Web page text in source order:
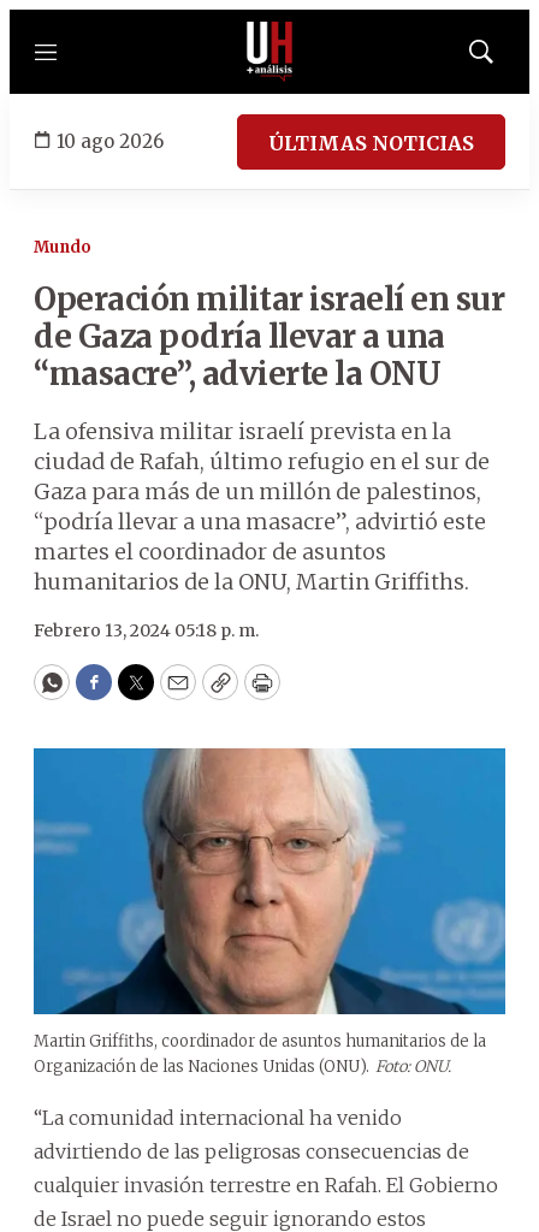
Menú
Mostrar
10 ago 2026 ÚLTIMAS NOTICIAS
Mundo
Operación militar israelí en sur
de Gaza podría llevar a una
“masacre”, advierte la ONU
La ofensiva militar israelí prevista en la
ciudad de Rafah, último refugio en el sur de
Gaza para más de un millón de palestinos,
“podría llevar a una masacre”, advirtió este
martes el coordinador de asuntos
humanitarios de la ONU, Martin Griffiths.
Febrero 13, 2024 05:18 p. m.
WhatsApp
Facebook
Twitter
EmailCopyPrint
Martin Griffiths, coordinador de asuntos humanitarios de la
Organización de las Naciones Unidas (ONU). Foto: ONU.
“La comunidad internacional ha venido
advirtiendo de las peligrosas consecuencias de
cualquier invasión terrestre en Rafah. El Gobierno
de Israel no puede seguir ignorando estos